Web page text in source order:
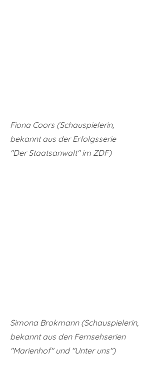
Fiona Coors (Schauspielerin,
bekannt aus der Erfolgsserie
"Der Staatsanwalt" im ZDF)
Simona Brokmann (Schauspielerin,
bekannt aus den Fernsehserien
"Marienhof" und "Unter uns")